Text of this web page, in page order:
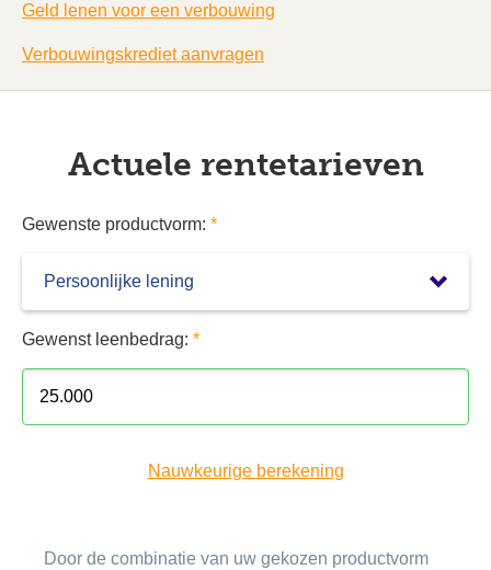
Geld lenen voor een verbouwing
Verbouwingskrediet aanvragen
Actuele rentetarieven
Gewenste productvorm: *
Gewenst leenbedrag: *
Nauwkeurige berekening
Door de combinatie van uw gekozen productvorm